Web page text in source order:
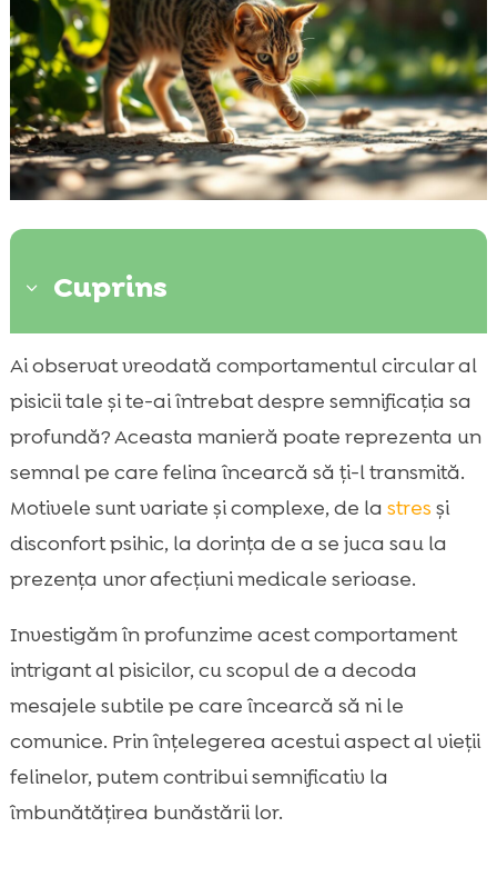
3 Cuprins
 Introducere în comportamentul pisicilor
 Stresul și anxietatea la pisici
 Jocul și comportamentul repetitiv
 Probleme neurologice la pisici
 Afectiuni medicale ce pot cauza mersul în
cerc
Rolul dietei în comportamentul pisicii
pisici CricksyCat
 Pisica merge în cerc: cazuri și exemple
Importanța vizitelor regulate la veterinar
Cum să observăm schimbările în
comportamentul pisicii
Jucării și activități pentru stimularea
mentală
Ai observat vreodată comportamentul circular al
pisicii tale și te-ai întrebat despre semnificația sa
profundă? Aceasta manieră poate reprezenta un
semnal pe care felina încearcă să ți-l transmită.
Motivele sunt variate și complexe, de la stres și
disconfort psihic, la dorința de a se juca sau la
prezența unor afecțiuni medicale serioase.
Investigăm în profunzime acest comportament
intrigant al pisicilor, cu scopul de a decoda
mesajele subtile pe care încearcă să ni le
comunice. Prin înțelegerea acestui aspect al vieții
felinelor, putem contribui semnificativ la
îmbunătățirea bunăstării lor.